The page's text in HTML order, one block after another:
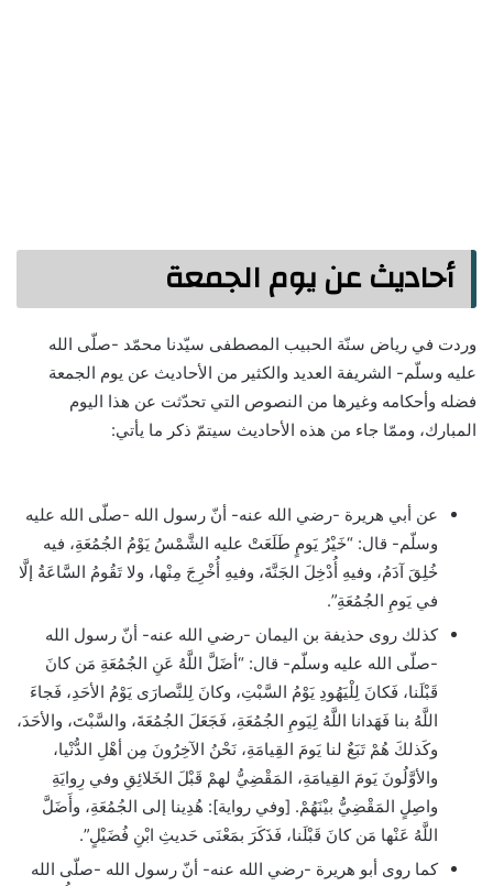
أحاديث عن يوم الجمعة
وردت في رياض سنّة الحبيب المصطفى سيّدنا محمّد -صلّى الله
عليه وسلّم- الشريفة العديد والكثير من الأحاديث عن يوم الجمعة
فضله وأحكامه وغيرها من النصوص التي تحدّثت عن هذا اليوم
المبارك، وممّا جاء من هذه الأحاديث سيتمّ ذكر ما يأتي:
عن أبي هريرة -رضي الله عنه- أنّ رسول الله -صلّى الله عليه
وسلّم- قال: “خَيْرُ يَومٍ طَلَعَتْ عليه الشَّمْسُ يَوْمُ الجُمُعَةِ، فيه
خُلِقَ آدَمُ، وفيهِ أُدْخِلَ الجَنَّةَ، وفيهِ أُخْرِجَ مِنْها، ولا تَقُومُ السَّاعَةُ إلَّا
في يَومِ الجُمُعَةِ”.
كذلك روى حذيفة بن اليمان -رضي الله عنه- أنّ رسول الله
-صلّى الله عليه وسلّم- قال: “أضَلَّ اللَّهُ عَنِ الجُمُعَةِ مَن كانَ
قَبْلَنا، فَكانَ لِلْيَهُودِ يَوْمُ السَّبْتِ، وكانَ لِلنَّصارَى يَوْمُ الأحَدِ، فَجاءَ
اللَّهُ بنا فَهَدانا اللَّهُ لِيَومِ الجُمُعَةِ، فَجَعَلَ الجُمُعَةَ، والسَّبْتَ، والأحَدَ،
وكَذلكَ هُمْ تَبَعٌ لنا يَومَ القِيامَةِ، نَحْنُ الآخِرُونَ مِن أهْلِ الدُّنْيا،
والأوَّلُونَ يَومَ القِيامَةِ، المَقْضِيُّ لهمْ قَبْلَ الخَلائِقِ وفي رِوايَةِ
واصِلٍ المَقْضِيُّ بيْنَهُمْ. [وفي رواية]: هُدِينا إلى الجُمُعَةِ، وأَضَلَّ
اللَّهُ عَنْها مَن كانَ قَبْلَنا، فَذَكَرَ بمَعْنَى حَديثِ ابْنِ فُضَيْلٍ”.
كما روى أبو هريرة -رضي الله عنه- أنّ رسول الله -صلّى الله